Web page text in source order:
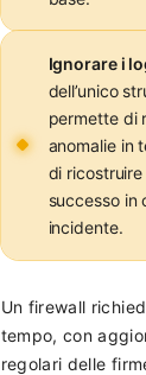
Ignorare i
dell’unico
permette di
anomalie in
di
successo in
incidente.
Un firewall
tempo, con
regolari delle